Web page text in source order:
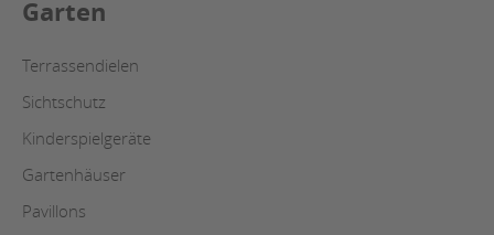
Garten
Terrassendielen
Sichtschutz
Kinderspielgeräte
Gartenhäuser
Pavillons